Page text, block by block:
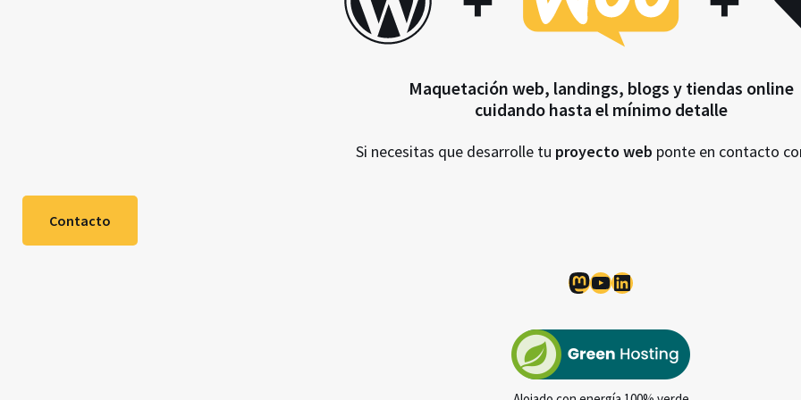
Maquetación web, landings, blogs y tiendas online
cuidando hasta el mínimo detalle
Si necesitas que desarrolle tu proyecto web ponte en contacto
Contacto
Mastodon
YouTube
LinkedIn